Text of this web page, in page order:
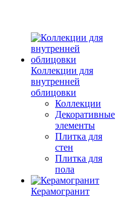
Коллекции для
внутренней
облицовки
Коллекции
Декоративные
элементы
Плитка для
стен
Плитка для
пола
Керамогранит